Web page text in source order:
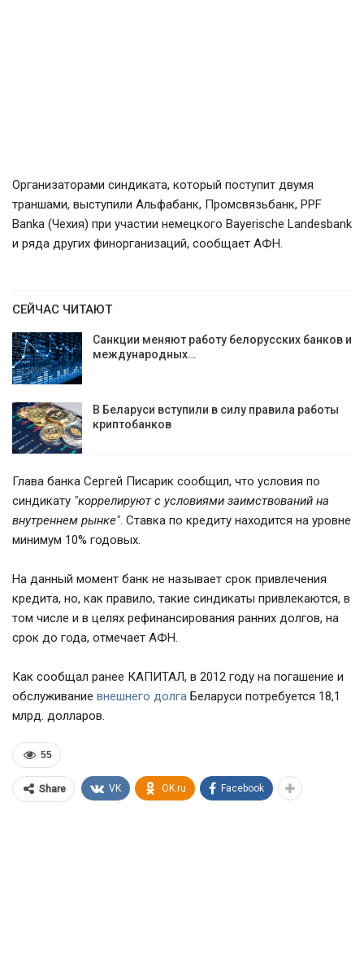
Организаторами синдиката, который поступит двумя
траншами, выступили Альфабанк, Промсвязьбанк, PPF
Banka (Чехия) при участии немецкого Bayerische Landesbank
и ряда других финорганизаций, сообщает АФН.
СЕЙЧАС ЧИТАЮТ
Санкции меняют работу белорусских банков и
международных…
В Беларуси вступили в силу правила работы
криптобанков
Глава банка Сергей Писарик сообщил, что условия по
синдикату "коррелируют с условиями заимствований на
внутреннем рынке". Ставка по кредиту находится на уровне
минимум 10% годовых.
На данный момент банк не называет срок привлечения
кредита, но, как правило, такие синдикаты привлекаются, в
том числе и в целях рефинансирования ранних долгов, на
срок до года, отмечает АФН.
Как сообщал ранее КАПИТАЛ, в 2012 году на погашение и
обслуживание внешнего долга Беларуси потребуется 18,1
млрд. долларов.
55
Share VK OK.ru Facebook